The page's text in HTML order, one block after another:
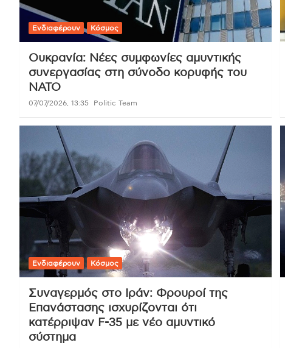
Ενδιαφέρουν Κόσμος
Ουκρανία: Νέες συμφωνίες αμυντικής
συνεργασίας στη σύνοδο κορυφής του
ΝΑΤΟ
07/07/2026, 13:35 Politic Team
Ενδιαφέρουν Κόσμος
Συναγερμός στο Ιράν: Φρουροί της
Επανάστασης ισχυρίζονται ότι
κατέρριψαν F-35 με νέο αμυντικό
σύστημα